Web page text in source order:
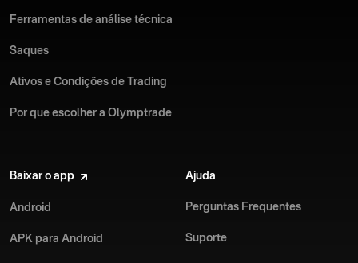
Ferramentas de análise técnica
Saques
Ativos e Condições de Trading
Por que escolher a Olymptrade
Baixar o app
Android
APK para Android
Ajuda
Perguntas Frequentes
Suporte